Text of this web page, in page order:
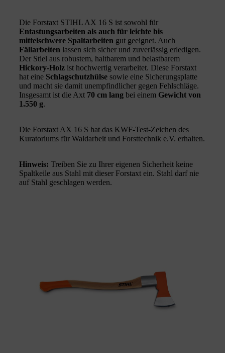
Die Forstaxt STIHL AX 16 S ist sowohl für
Entastungsarbeiten als auch für leichte bis
mittelschwere Spaltarbeiten gut geeignet. Auch
Fällarbeiten lassen sich sicher und zuverlässig erledigen.
Der Stiel aus robustem, haltbarem und belastbarem
Hickory-Holz ist hochwertig verarbeitet. Diese Forstaxt
hat eine Schlagschutzhülse sowie eine Sicherungsplatte
und macht sie damit unempfindlicher gegen Fehlschläge.
Insgesamt ist die Axt 70 cm lang bei einem Gewicht von
1.550 g.
Die Forstaxt AX 16 S hat das KWF-Test-Zeichen des
Kuratoriums für Waldarbeit und Forsttechnik e.V. erhalten.
Hinweis: Treiben Sie zu Ihrer eigenen Sicherheit keine
Spaltkeile aus Stahl mit dieser Forstaxt ein. Stahl darf nie
auf Stahl geschlagen werden.